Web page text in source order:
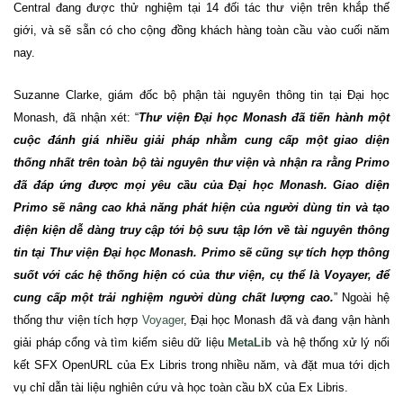
Central đang được thử nghiệm tại 14 đối tác thư viện trên khắp thế
giới, và sẽ sẵn có cho cộng đồng khách hàng toàn cầu vào cuối năm
nay.
Suzanne Clarke, giám đốc bộ phận tài nguyên thông tin tại Đại học
Monash, đã nhận xét: “Thư viện Đại học Monash đã tiến hành một
cuộc đánh giá nhiều giải pháp nhằm cung cấp một giao diện
thống nhất trên toàn bộ tài nguyên thư viện và nhận ra rằng Primo
đã đáp ứng được mọi yêu cầu của Đại học Monash. Giao diện
Primo sẽ nâng cao khả năng phát hiện của người dùng tin và tạo
điện kiện dễ dàng truy cập tới bộ sưu tập lớn về tài nguyên thông
tin tại Thư viện Đại học Monash. Primo sẽ cũng sự tích hợp thông
suốt với các hệ thống hiện có của thư viện, cụ thể là Voyayer, để
cung cấp một trải nghiệm người dùng chất lượng cao.”Ngoài hệ
thống thư viện tích hợp Voyager, Đại học Monash đã và đang vận hành
giải pháp cổng và tìm kiếm siêu dữ liệu MetaLib và hệ thống xử lý nối
kết SFX OpenURL của Ex Libris trong nhiều năm, và đặt mua tới dịch
vụ chỉ dẫn tài liệu nghiên cứu và học toàn cầu bX của Ex Libris.